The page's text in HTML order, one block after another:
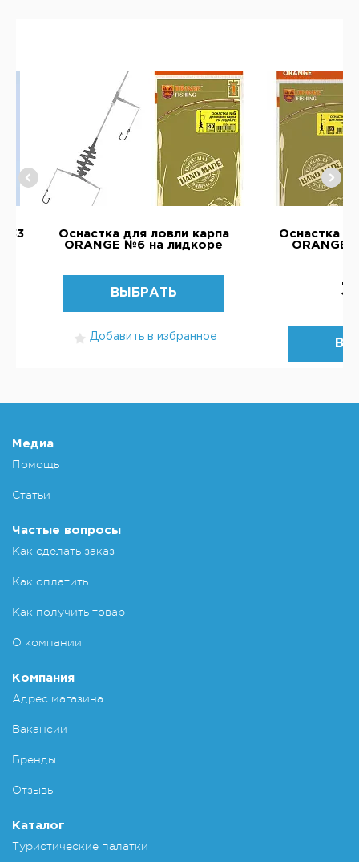
Оснастка для ловли карпа
ORANGE №6 на лидкоре
ВЫБРАТЬ
Добавить в избранное
Оснастка
ORANGE
Медиа
Помощь
Статьи
Частые вопросы
Как сделать заказ
Как оплатить
Как получить товар
О компании
Компания
Адрес магазина
Вакансии
Бренды
Отзывы
Каталог
Туристические палатки